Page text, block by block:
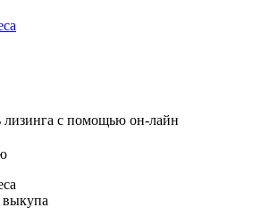
лизинга с помощью он-лайн